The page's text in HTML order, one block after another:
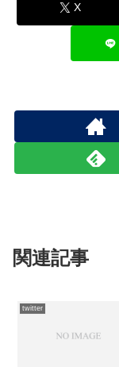
X
関連記事
twitter